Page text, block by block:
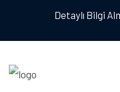
Detaylı Bilgi